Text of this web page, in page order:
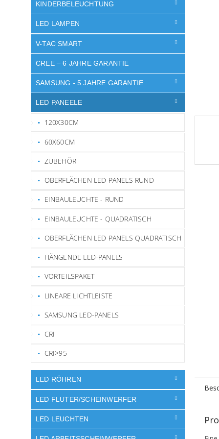
KINDERBELEUCHTUNG
LED LAMPEN
V-TAC SMART
CREE – 6 JAHRE GARANTIE
SAMSUNG - 5 JAHRE GARANTIE
LED PANEELE
120X30CM
60X60CM
ZUBEHÖR
OBERFLÄCHEN LED PANELS RUND
EINBAULEUCHTE - RUND
EINBAULEUCHTE - QUADRATISCH
OBERFLÄCHEN LED PANELS QUADRATISCH
HÄNGENDE LED-PANELS
VORTEILSPAKET
LINEARE LICHTLEISTE
SAMSUNG LED-PANELS
CRI
CRI>95
LED RÖHREN
LED FLUTER/SCHEINWERFER
LED LEUCHTEN